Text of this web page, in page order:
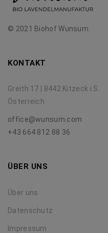
© 2021 Biohof Wunsum
KONTAKT
Greith 17 | 8442 Kitzeck i.S.
Österreich
office@wunsum.com
+43 664 812 88 36
ÜBER UNS
Über uns
Datenschutz
Impressum